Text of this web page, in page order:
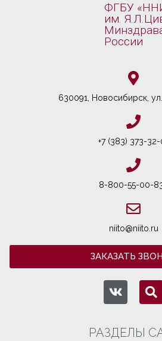
ФГБУ
им.
России
630091, Новосибирcк,
+7 (383) 373-32-
8-800-55-00-
niito@niito.ru
ЗАКАЗАТЬ
РАЗДЕЛЫ